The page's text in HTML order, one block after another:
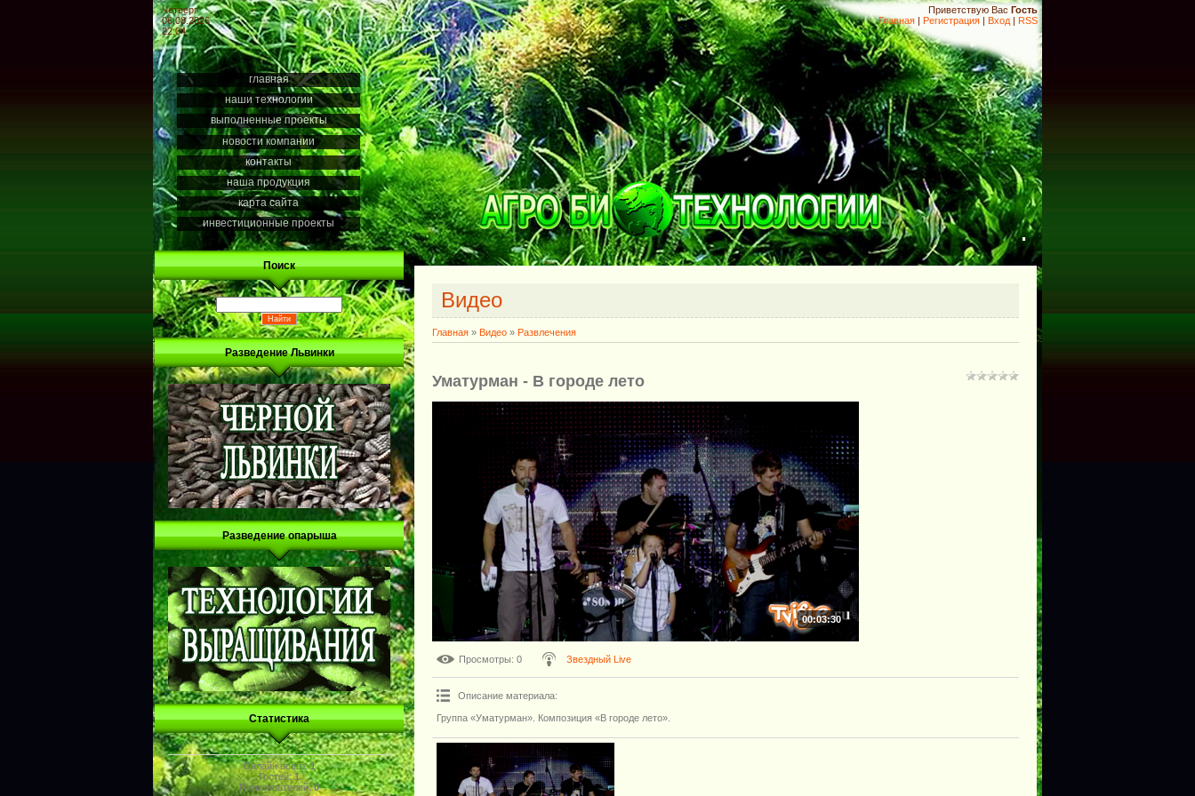
Четверг
06.08.2026
22:04
Приветствую Вас Гость
Главная | Регистрация | Вход | RSS
главная
наши технологии
выполненные проекты
новости компании
контакты
наша продукция
карта сайта
инвестиционные проекты
Поиск
Разведение Львинки
Разведение опарыша
Статистика
Онлайн всего:1
Гостей:1
Пользователей:0
.
Видео
Главная » Видео » Развлечения
Уматурман - В городе лето
00:03:30
Просмотры: 0 Звездный Live
Описание материала:
Группа «Уматурман». Композиция «В городе лето».